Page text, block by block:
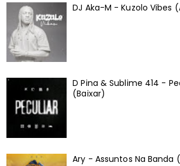
DJ Aka-M - Kuzolo Vibes
D Pina & Sublime 414 -
(Baixar)
Ary - Assuntos Na Banda